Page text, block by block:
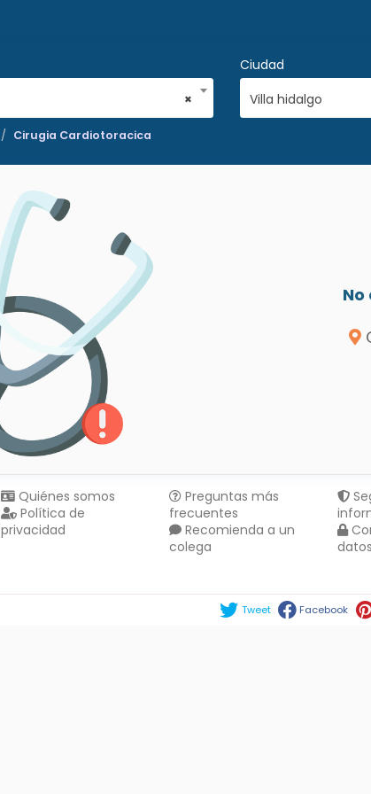
×
Ciudad
Villa hidalgo
Cirugia Cardiotoracica
Quiénes somos
Política de
privacidad
Preguntas más
frecuentes
Recomienda a un
colega
datos
Tweet Facebook